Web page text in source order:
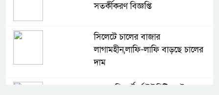
সতর্কীকরণ বিজ্ঞপ্তি
সিলেটে চালের বাজার
লাগামহীন,লাফি-লাফি বাড়ছে চালের
দাম
মাগুরা রিপোর্টার্স ইউনিটির দুই বছর